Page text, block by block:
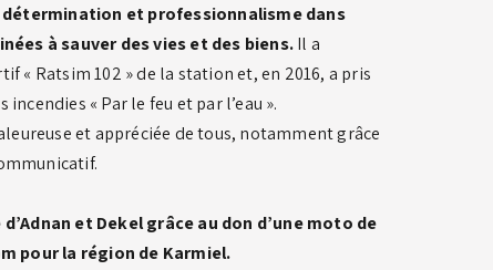
et professionnalisme dans
à sauver des vies et des biens.Il a
« Ratsim 102 » de la station et, en 2016, a pris
« Par le feu et par l’eau ».
et appréciée de tous, notamment grâce
et Dekel grâce au don d’une moto de
pour la région de Karmiel.